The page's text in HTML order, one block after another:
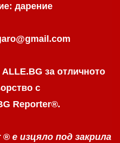
дарение
за отличното
с
Reporter®.
® е изцяло под закрила